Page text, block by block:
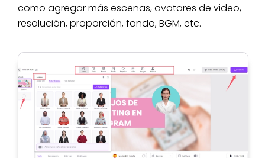
como agregar más escenas, avatares de video,
resolución, proporción, fondo, BGM, etc.